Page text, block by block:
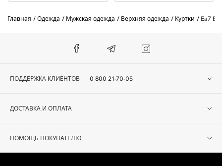
Главная Одежда Мужская одежда Верхняя одежда Куртки Ea7
ПОДДЕРЖКА КЛИЕНТОВ 0 800 21-70-05
ДОСТАВКА И ОПЛАТА
ПОМОЩЬ ПОКУПАТЕЛЮ